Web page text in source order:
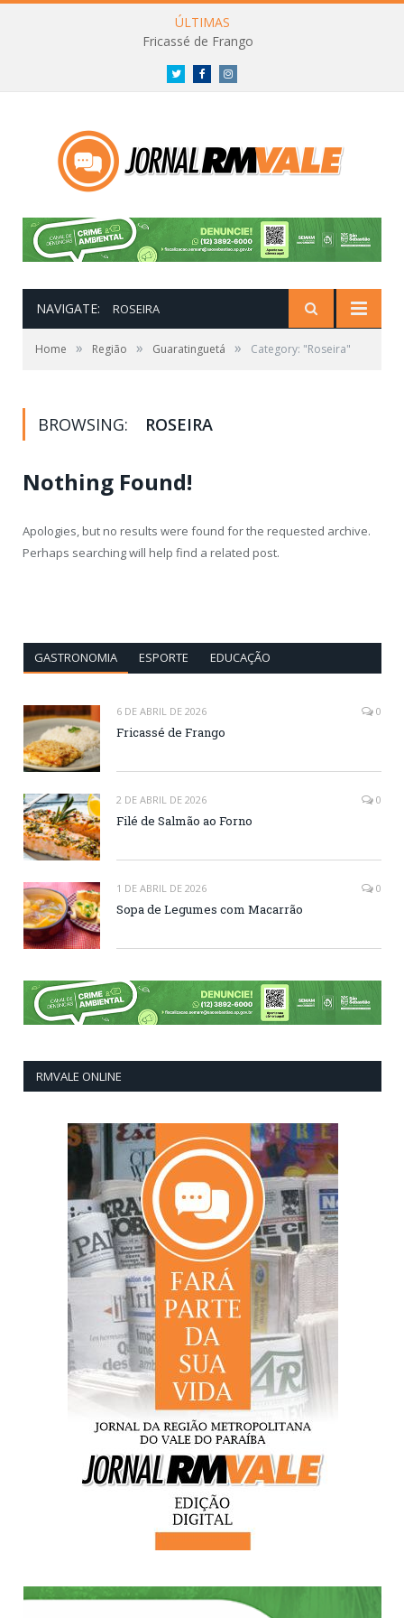
ÚLTIMAS
Fricassé de Frango
TwitterFacebookInstagram
NAVIGATE: ROSEIRA
Home » Região » Guaratinguetá » Category: "Roseira"
BROWSING: ROSEIRA
Nothing Found!
Apologies, but no results were found for the requested archive.
Perhaps searching will help find a related post.
GASTRONOMIA ESPORTE EDUCAÇÃO
6 DE ABRIL DE 2026 0
Fricassé de Frango
2 DE ABRIL DE 2026 0
Filé de Salmão ao Forno
1 DE ABRIL DE 2026 0
Sopa de Legumes com Macarrão
RMVALE ONLINE